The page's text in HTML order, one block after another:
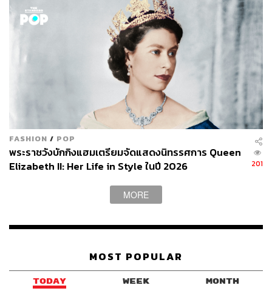
FASHION / POP
พระราชวังบักกิงแฮมเตรียมจัดแสดงนิทรรศการ Queen
Elizabeth II: Her Life in Style ในปี 2026
201
MORE
MOST POPULAR
TODAY WEEK MONTH